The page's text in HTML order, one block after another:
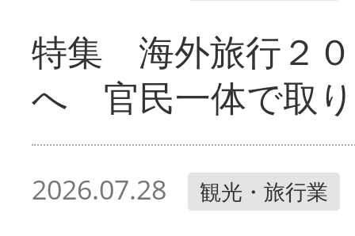
特集 海外旅行２
へ 官民一体で取
2026.07.28 観光・旅行業